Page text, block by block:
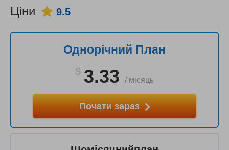
Ціни 9.5
Однорічний План
$ 3.33 / місяць
Почати зараз